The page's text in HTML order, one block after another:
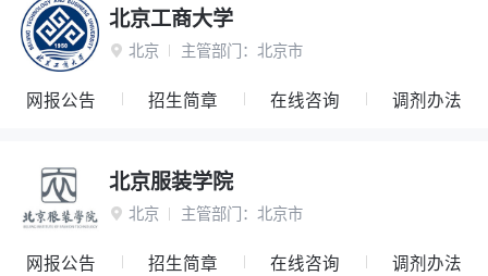
北京工商大学
 北京 主管部门： 北京市
网报公告 招生简章 在线咨询 调剂办法
北京服装学院
 北京 主管部门： 北京市
网报公告 招生简章 在线咨询 调剂办法